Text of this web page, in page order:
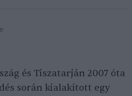
és Tiszatarján 2007 óta
során kialakított egy